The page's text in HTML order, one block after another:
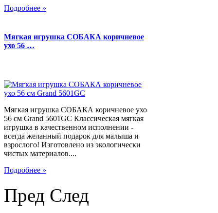
Подробнее »
Мягкая игрушка СОБАКА коричневое
ухо 56 …
Мягкая игрушка СОБАКА коричневое ухо
56 см Grand 5601GC Классическая мягкая
игрушка в качественном исполнении -
всегда желанный подарок для малыша и
взрослого! Изготовлено из экологически
чистых материалов....
Подробнее »
Пред След